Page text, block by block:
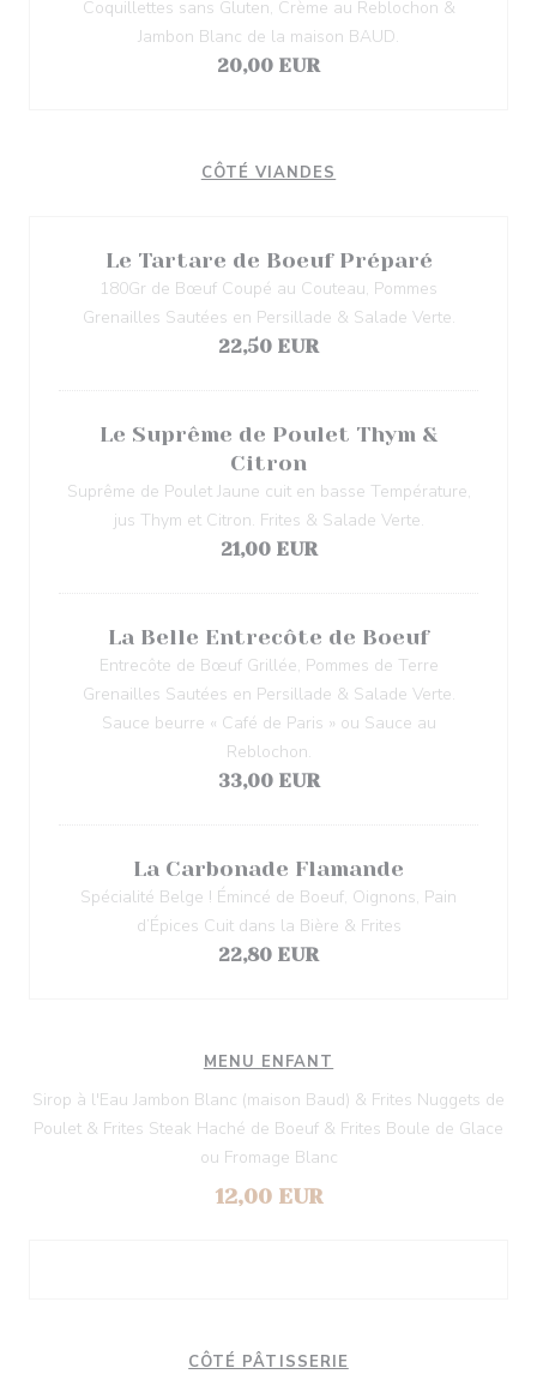
Coquillettes sans Gluten, Crème au Reblochon &
Jambon Blanc de la maison BAUD.
20,00 EUR
CÔTÉ VIANDES
Le Tartare de Boeuf Préparé
180Gr de Bœuf Coupé au Couteau, Pommes
Grenailles Sautées en Persillade & Salade Verte.
22,50 EUR
Le Suprême de Poulet Thym &
Citron
Suprême de Poulet Jaune cuit en basse Température,
jus Thym et Citron. Frites & Salade Verte.
21,00 EUR
La Belle Entrecôte de Boeuf
Entrecôte de Bœuf Grillée, Pommes de Terre
Grenailles Sautées en Persillade & Salade Verte.
Sauce beurre « Café de Paris » ou Sauce au
Reblochon.
33,00 EUR
La Carbonade Flamande
Spécialité Belge ! Émincé de Boeuf, Oignons, Pain
d’Épices Cuit dans la Bière & Frites
22,80 EUR
MENU ENFANT
Sirop à l'Eau Jambon Blanc (maison Baud) & Frites Nuggets de
Poulet & Frites Steak Haché de Boeuf & Frites Boule de Glace
ou Fromage Blanc
12,00 EUR
CÔTÉ PÂTISSERIE